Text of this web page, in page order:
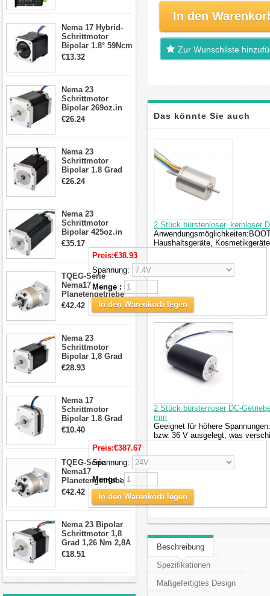
Schrittmotor
Nema 17 Hybrid-
Schrittmotor
Bipolar 1.8° 59Ncm
2A 4 Drähte mit 1m
€13.32
Nema 23
Schrittmotor
Bipolar 269oz.in
2,8A 57x57x76mm
€26.24
Nema 23
Schrittmotor
Bipolar 1.8 Grad
1.9Nm 3A 3.36V 4
€26.24
Nema 23
Schrittmotor
Bipolar 425oz.in
4.2A 57x57x114mm
4 Draht Hybrid
Schrittmotor
€35.17
TQEG-Serie
Nema17
Planetengetriebe
5:1 Spiel 15Arc-
min für Nema 17
€42.42
Nema 23
Schrittmotor
Bipolar 1,8 Grad
2,83Nm 4 A 2,26V
€28.93
Nema 17
Schrittmotor
Bipolar 1.8 Grad
8.7Ncm 1A 3.5V 4
Schrittmotor
€10.40
TQEG-Serie
Nema17
Planetengetriebe
10:1 Spiel 15Arc-
min für Nema 17
Getriebe
€42.42
Nema 23 Bipolar
Schrittmotor 1,8
Grad 1,26 Nm 2,8A
2,5V 4 Drähte
€18.51
In den
Zur Wunschliste
Das könnte Sie auch
interessieren
2 Stück bürstenloser, kernloser
Haushaltsgeräte,
Preis:€38.93
Spannung:
Menge :
In den Warenkorb legen
2 Stück bürstenloser DC-
mm
Geeignet für höhere
bzw. 36 V ausgelegt, was
Preis:€387.67
Spannung:
Menge :
In den Warenkorb legen
Beschreibung
Spezifikationen
Maßgefertigtes Design